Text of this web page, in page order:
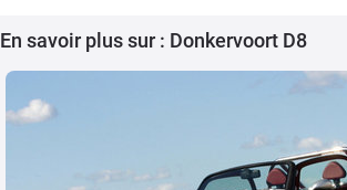
En savoir plus sur : Donkervoort D8